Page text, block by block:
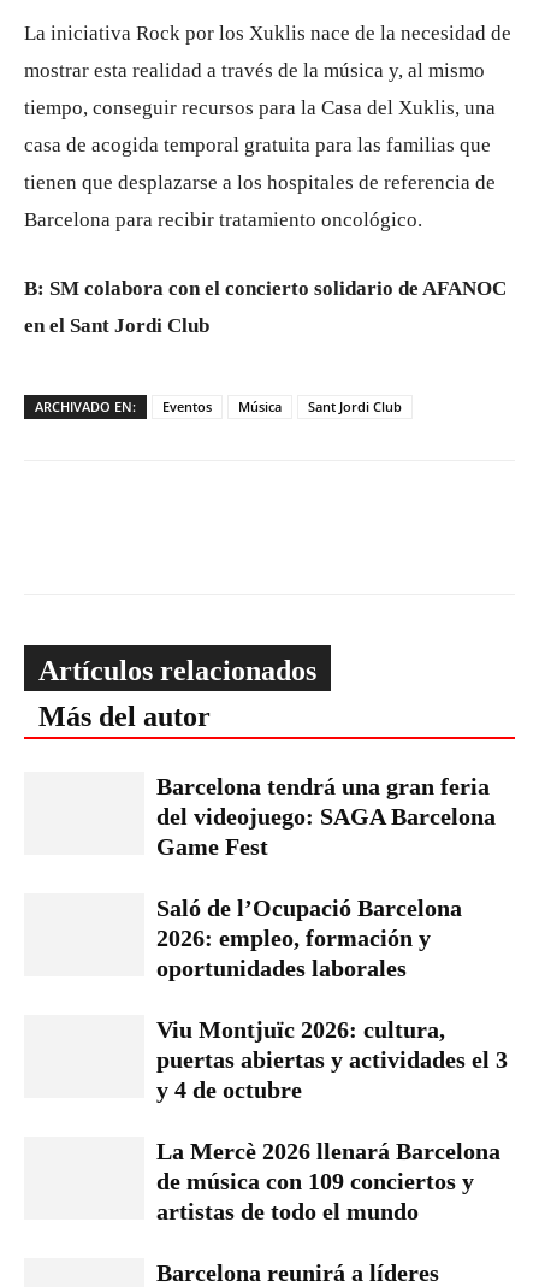
La iniciativa Rock por los Xuklis nace de la necesidad de
mostrar esta realidad a través de la música y, al mismo
tiempo, conseguir recursos para la Casa del Xuklis, una
casa de acogida temporal gratuita para las familias que
tienen que desplazarse a los hospitales de referencia de
Barcelona para recibir tratamiento oncológico.
B: SM colabora con el concierto solidario de AFANOC
en el Sant Jordi Club
ARCHIVADO EN: Eventos Música Sant Jordi Club
Artículos relacionados
Más del autor
Barcelona tendrá una gran feria
del videojuego: SAGA Barcelona
Game Fest
Saló de l’Ocupació Barcelona
2026: empleo, formación y
oportunidades laborales
Viu Montjuïc 2026: cultura,
puertas abiertas y actividades el 3
y 4 de octubre
La Mercè 2026 llenará Barcelona
de música con 109 conciertos y
artistas de todo el mundo
Barcelona reunirá a líderes